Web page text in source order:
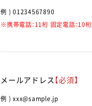
例 ) 01234567890
※携帯電話：11桁 固定電話：10桁
メールアドレス【必須】
例 ) xxx@sample.jp